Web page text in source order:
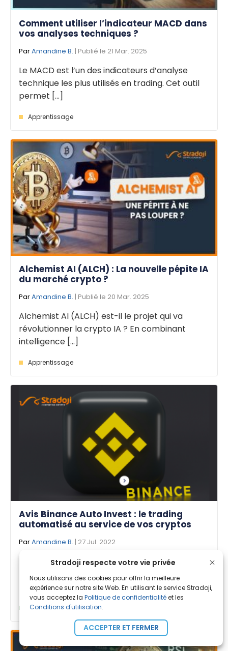
Stradoji respecte votre vie privée
Nous utilisons des cookies pour offrir la meilleure
expérience sur notre site Web. En utilisant le service Stradoji,
vous acceptez la Politique de confidentialitéet les
Conditions d'utilisation.
ACCEPTER ET FERMER
Comment utiliser l’indicateur MACD dans
vos analyses techniques ?
ParAmandine B. | Publié le 21 Mar. 2025
Le MACD est l’un des indicateurs d’analyse
technique les plus utilisés en trading. Cet outil
permet [...]
Apprentissage
Alchemist AI (ALCH) : La nouvelle pépite IA
du marché crypto ?
ParAmandine B. | Publié le 20 Mar. 2025
Alchemist AI (ALCH) est-il le projet qui va
révolutionner la crypto IA ? En combinant
intelligence [...]
Apprentissage
Avis Binance Auto Invest : le trading
automatisé au service de vos cryptos
ParAmandine B. | 27 Jul. 2022
L’outil Binance Auto-Invest est-il vraiment fait
pour vous ? Stradoji fait le test et vous donne
les [...]
Astuces Trading